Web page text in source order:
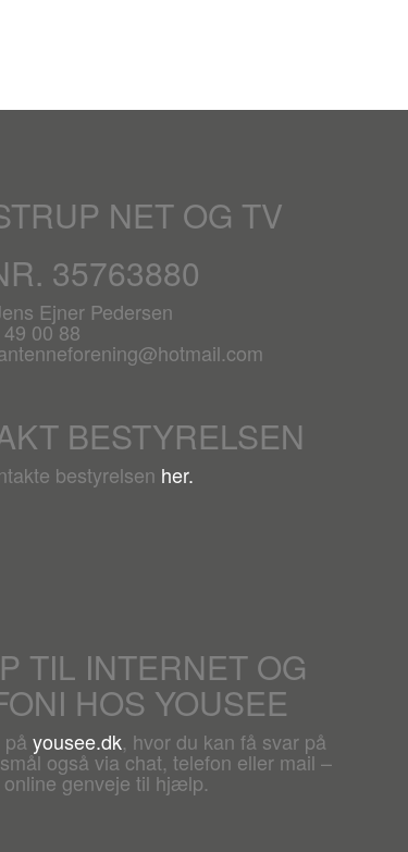
NET OG TV
35763880
Ejner Pedersen
00 88
BESTYRELSEN
bestyrelsen her.
TIL INTERNET OG
HOS YOUSEE
yousee.dk, hvor du kan få svar på
også via chat, telefon eller mail –
genveje til hjælp.